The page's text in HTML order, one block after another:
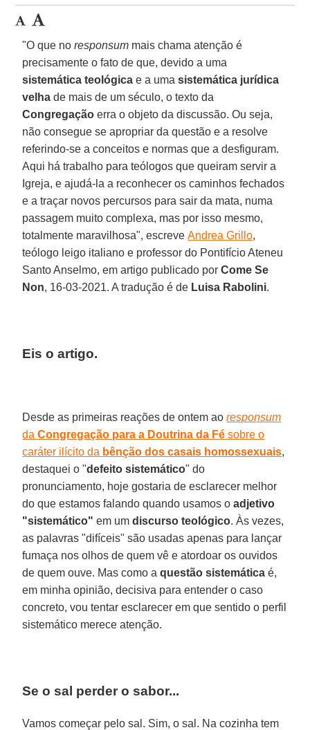
"O que noresponsum mais chama atenção é
precisamente o fato de que, devido a uma
sistemática teológica e a umasistemática jurídica
velha de mais de um século, o texto da
Congregação erra o objeto da discussão. Ou seja,
não consegue se apropriar da questão e a resolve
referindo-se a conceitos e normas que a desfiguram.
Aqui há trabalho para teólogos que queiram servir a
Igreja, e ajudá-la a reconhecer os caminhos fechados
e a traçar novos percursos para sair da mata, numa
passagem muito complexa, mas por isso mesmo,
totalmente maravilhosa", escreveAndrea Grillo,
teólogo leigo italiano e professor do Pontifício Ateneu
Santo Anselmo, em artigo publicado porCome Se
Non, 16-03-2021. A tradução é de Luisa Rabolini.
Eis o artigo.
Desde as primeiras reações de ontem aoresponsum
daCongregação para a Doutrina da Fé sobre o
caráter ilícito da bênção dos casais homossexuais,
destaquei o "defeito sistemático" do
pronunciamento, hoje gostaria de esclarecer melhor
do que estamos falando quando usamos oadjetivo
"sistemático" em umdiscurso teológico. Às vezes,
as palavras "difíceis" são usadas apenas para lançar
fumaça nos olhos de quem vê e atordoar os ouvidos
de quem ouve. Mas como a questão sistemática é,
em minha opinião, decisiva para entender o caso
concreto, vou tentar esclarecer em que sentido o perfil
sistemático merece atenção.
Se o sal perder o sabor...
Vamos começar pelo sal. Sim, o sal. Na cozinha tem